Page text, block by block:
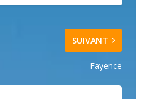
SUIVANT
Fayence